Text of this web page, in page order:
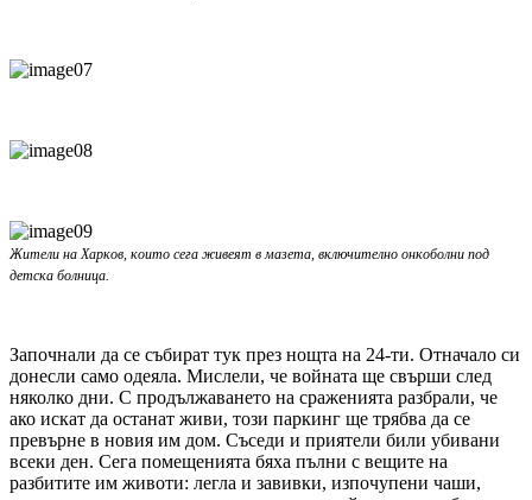
Жители на Харков, които сега живеят в мазета, включително онкоболни под
детска болница.
Започнали да се събират тук през нощта на 24-ти. Отначало си
донесли само одеяла. Мислели, че войната ще свърши след
няколко дни. С продължаването на сраженията разбрали, че
ако искат да останат живи, този паркинг ще трябва да се
превърне в новия им дом. Съседи и приятели били убивани
всеки ден. Сега помещенията бяха пълни с вещите на
разбитите им животи: легла и завивки, изпочупени чаши,